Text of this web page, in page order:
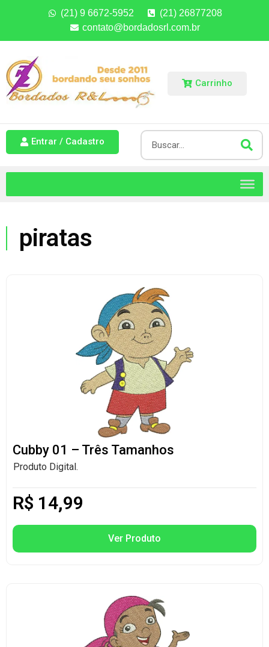
(21) 9 6672-5952
(21) 26877208
contato@bordadosrl.com.br
Carrinho
Entrar / Cadastro
piratas
Cubby 01 – Três Tamanhos
Produto Digital.
R$ 14,99
Ver Produto